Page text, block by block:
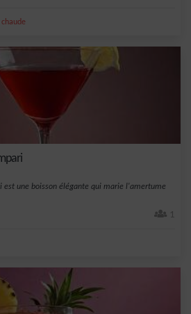
chaude
est une boisson élégante qui marie l'amertume
1